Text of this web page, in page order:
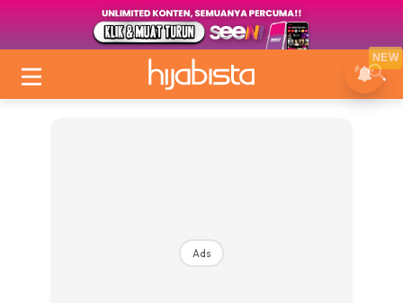
Ads
NEW